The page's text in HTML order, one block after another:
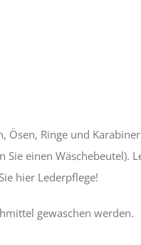
Ösen, Ringe und
einen Wäschebeutel).
hier Lederpflege!
gewaschen werden.